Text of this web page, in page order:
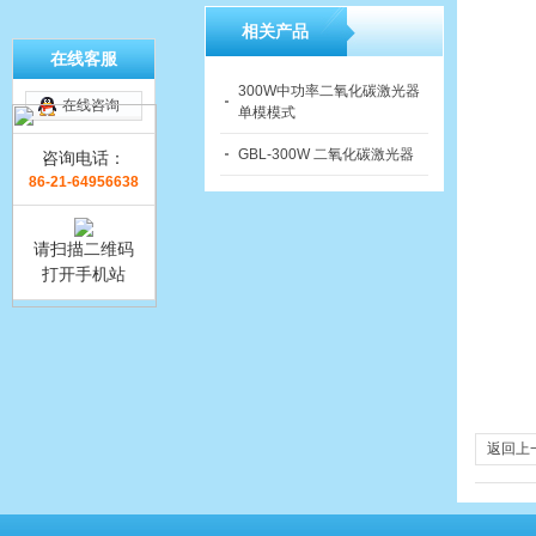
相关产品
300W中功率二氧化碳激光器
单模模式
GBL-300W 二氧化碳激光器
返回上
在线客服
在线咨询
咨询电话：
86-21-64956638
请扫描二维码
打开手机站